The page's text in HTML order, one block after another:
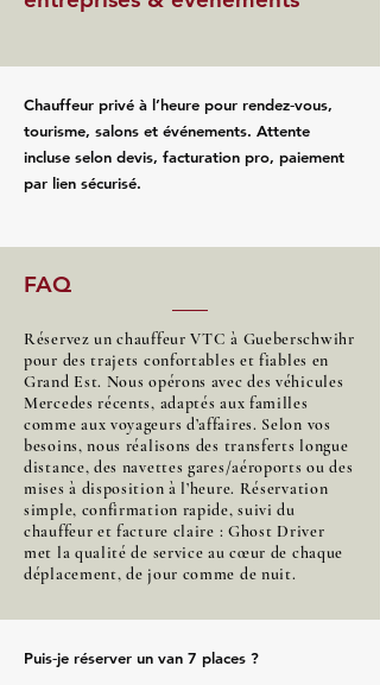
Chauffeur privé à l’heure pour rendez‑vous,
tourisme, salons et événements. Attente
incluse selon devis, facturation pro, paiement
par lien sécurisé.
FAQ
Réservez un chauffeur VTC à Gueberschwihr
pour des trajets confortables et fiables en
Grand Est. Nous opérons avec des véhicules
Mercedes récents, adaptés aux familles
comme aux voyageurs d’affaires. Selon vos
besoins, nous réalisons des transferts longue
distance, des navettes gares/aéroports ou des
mises à disposition à l’heure. Réservation
simple, confirmation rapide, suivi du
chauffeur et facture claire : Ghost Driver
met la qualité de service au cœur de chaque
déplacement, de jour comme de nuit.
Puis‑je réserver un van 7 places ?